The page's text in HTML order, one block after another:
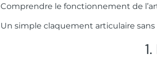
Comprendre le fonctionnement de
Un simple claquement articulaire